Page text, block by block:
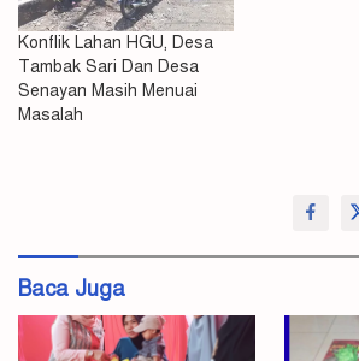
Konflik Lahan HGU, Desa
Tambak Sari Dan Desa
Senayan Masih Menuai
Masalah
Baca Juga